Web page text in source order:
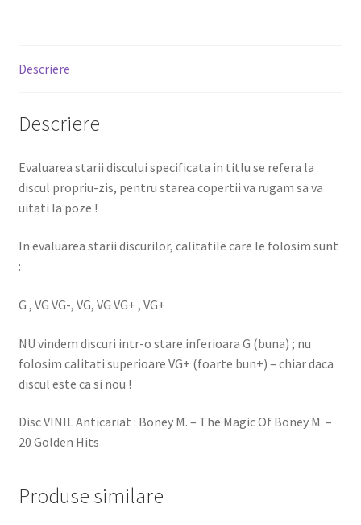
Descriere
Descriere
Evaluarea starii discului specificata in titlu se refera la
discul propriu-zis, pentru starea copertii va rugam sa va
uitati la poze !
In evaluarea starii discurilor, calitatile care le folosim sunt
:
G , VG VG-, VG, VG VG+ , VG+
NU vindem discuri intr-o stare inferioara G (buna) ; nu
folosim calitati superioare VG+ (foarte bun+) – chiar daca
discul este ca si nou !
Disc VINIL Anticariat : Boney M. – The Magic Of Boney M. –
20 Golden Hits
Produse similare